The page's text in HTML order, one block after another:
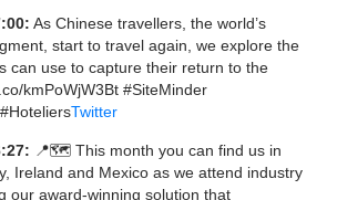
As Chinese travellers, the world’s
start to travel again, we explore the
can use to capture their return to the
kmPoWjW3Bt #SiteMinder
Twitter
📍🗺️ This month you can find us in
Ireland and Mexico as we attend industry
our award-winning solution that